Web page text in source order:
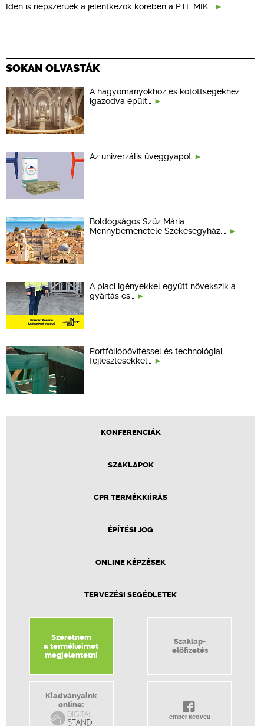
Idén is népszerűek a jelentkezők körében a PTE MIK…
SOKAN OLVASTÁK
A hagyományokhoz és kötöttségekhez
igazodva épült…
Az univerzális üveggyapot
Boldogságos Szűz Mária
Mennybemenetele Székesegyház,…
A piaci igényekkel együtt növekszik a
gyártás és…
Portfólióbővítéssel és technológiai
fejlesztésekkel…
KONFERENCIÁK
SZAKLAPOK
CPR TERMÉKKIÍRÁS
ÉPÍTÉSI JOG
ONLINE KÉPZÉSEK
TERVEZÉSI SEGÉDLETEK
Szeretném
a termékeimet
megjelentetni
Szaklap-
előfizetés
Kiadványaink
online:
ember kedveli